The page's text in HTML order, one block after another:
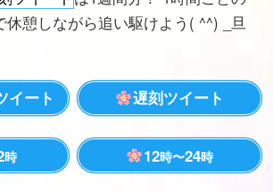
休憩しながら追い駆けよう( ^^) _旦
イート 遅刻ツイート
時 12時〜24時